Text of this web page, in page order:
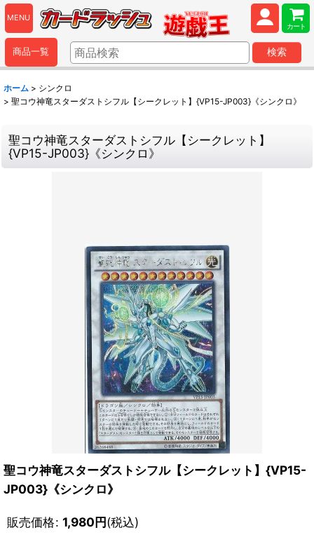
MENU
カート
商品一覧 検索
ホーム > シンクロ
> 聖コウ神竜スターダストシフル【シークレット】{VP15-JP003}《シンクロ》
聖コウ神竜スターダストシフル【シークレット】
{VP15-JP003}《シンクロ》
聖コウ神竜スターダストシフル【シークレット】{VP15-
JP003}《シンクロ》
販売価格: 1,980円(税込)